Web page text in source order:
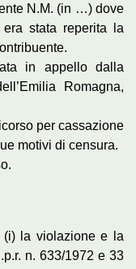
N.M. (in …) dove
stata reperita la
in appello dalla
Romagna,
per cassazione
motivi di censura.
(i) la violazione e la
n. 633/1972 e 33